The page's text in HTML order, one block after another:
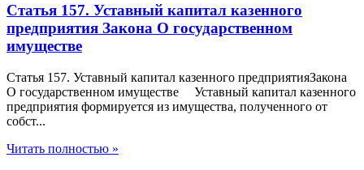
Статья 157. Уставный капитал казенного
предприятия Закона О государственном
имуществе
Статья 157. Уставный капитал казенного предприятияЗакона
О государственном имуществе Уставный капитал казенного
предприятия формируется из имущества, полученного от
собст...
Читать полностью »